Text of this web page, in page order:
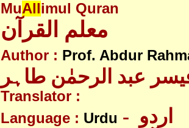
MuAllimul Quran
Author : Prof. Abdur
عبد الرحمٰن طاہر
Translator :
Language : Urdu